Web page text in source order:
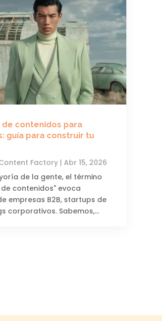
de contenidos para
guía para construir tu
Factory | Abr 15, 2026
de la gente, el término
contenidos" evoca
empresas B2B, startups de
corporativos. Sabemos,...